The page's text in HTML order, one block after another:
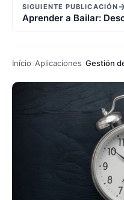
SIGUIENTE PUBLICACIÓN
Aprender a Bailar:
Início Aplicaciones Gestión